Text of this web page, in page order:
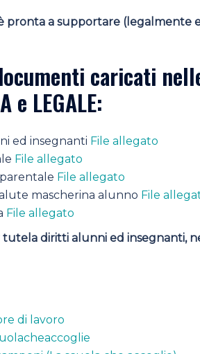
pronta a supportare (legalmente
caricati
e LEGALE:
ed insegnanti File allegato
File allegato
File allegato
mascherina alunno File
File allegato
diritti alunni ed insegnanti,
di lavoro